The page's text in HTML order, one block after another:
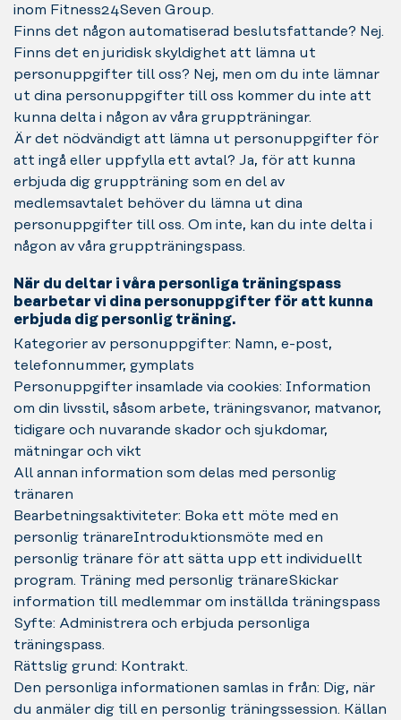
inom Fitness24Seven Group.
Finns det någon automatiserad beslutsfattande? Nej.
Finns det en juridisk skyldighet att lämna ut
personuppgifter till oss? Nej, men om du inte lämnar
ut dina personuppgifter till oss kommer du inte att
kunna delta i någon av våra gruppträningar.
Är det nödvändigt att lämna ut personuppgifter för
att ingå eller uppfylla ett avtal? Ja, för att kunna
erbjuda dig gruppträning som en del av
medlemsavtalet behöver du lämna ut dina
personuppgifter till oss. Om inte, kan du inte delta i
någon av våra gruppträningspass.
När du deltar i våra personliga träningspass
bearbetar vi dina personuppgifter för att kunna
erbjuda dig personlig träning.
Kategorier av personuppgifter: Namn, e-post,
telefonnummer, gymplats
Personuppgifter insamlade via cookies: Information
om din livsstil, såsom arbete, träningsvanor, matvanor,
tidigare och nuvarande skador och sjukdomar,
mätningar och vikt
All annan information som delas med personlig
tränaren
Bearbetningsaktiviteter: Boka ett möte med en
personlig tränareIntroduktionsmöte med en
personlig tränare för att sätta upp ett individuellt
program. Träning med personlig tränareSkickar
information till medlemmar om inställda träningspass
Syfte: Administrera och erbjuda personliga
träningspass.
Rättslig grund: Kontrakt.
Den personliga informationen samlas in från: Dig, när
du anmäler dig till en personlig träningssession. Källan